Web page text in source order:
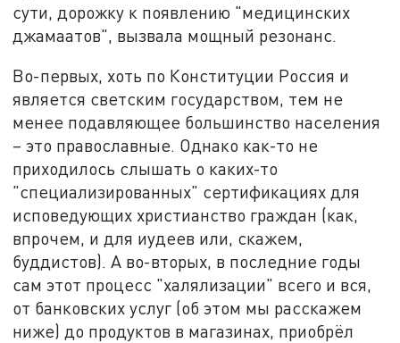
сути, дорожку к появлению "медицинских
джамаатов", вызвала мощный резонанс.
Во-первых, хоть по Конституции Россия и
является светским государством, тем не
менее подавляющее большинство населения
– это православные. Однако как-то не
приходилось слышать о каких-то
"специализированных" сертификациях для
исповедующих христианство граждан (как,
впрочем, и для иудеев или, скажем,
буддистов). А во-вторых, в последние годы
сам этот процесс "халялизации" всего и вся,
от банковских услуг (об этом мы расскажем
ниже) до продуктов в магазинах, приобрёл